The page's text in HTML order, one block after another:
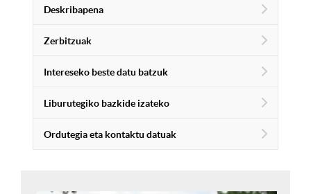
Deskribapena
Zerbitzuak
Intereseko beste datu batzuk
Liburutegiko bazkide izateko
Ordutegia eta kontaktu datuak